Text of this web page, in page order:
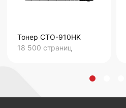
Тонер CTO-910HK
18 500 страниц